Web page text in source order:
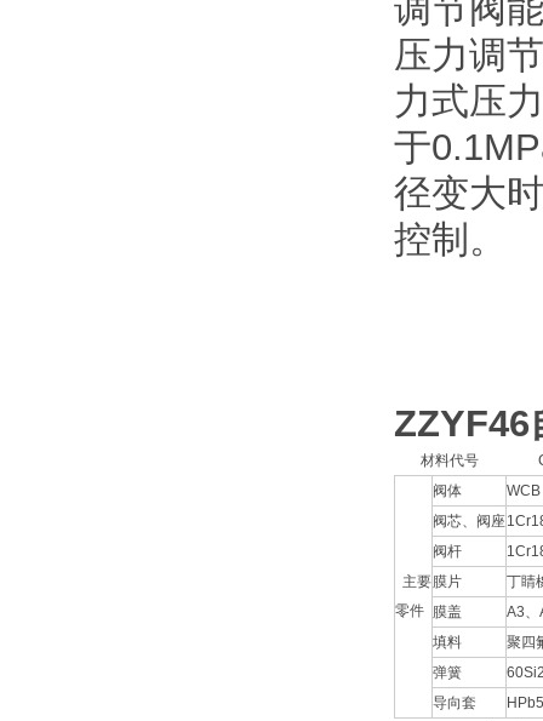
调节阀
压力调
力式压
于
径变大
控制。
ZZYF46
材料代号
主要
零件
阀体
阀芯、阀座
阀杆
膜片
丁睛
膜盖
A3、
填料
聚四
弹簧
导向套